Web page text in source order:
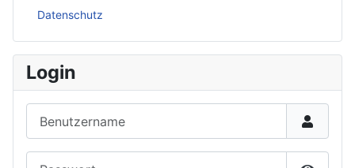
Datenschutz
Login